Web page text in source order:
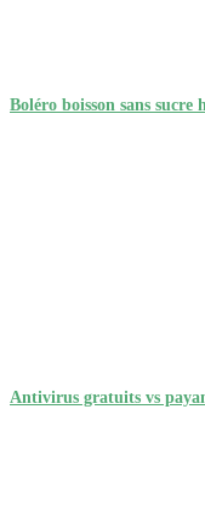
Boléro boisson sans
Antivirus gratuits vs